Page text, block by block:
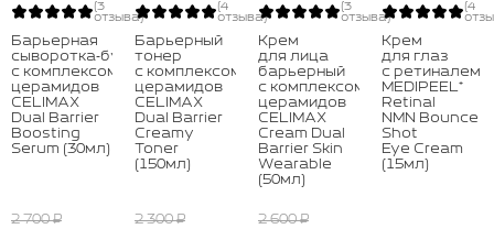
(3
отзыва)
Барьерная
сыворотка‑бустер
с комплексом
церамидов
CELIMAX
Dual Barrier
Boosting
Serum (30мл)
2 700 ₽
(4
отзыва)
Барьерный
тонер
с комплексом
церамидов
CELIMAX
Dual Barrier
Creamy
Toner
(150мл)
2 300 ₽
(3
отзыва)
Крем
для лица
барьерный
с комплексом
церамидов
CELIMAX
Cream Dual
Barrier Skin
Wearable
(50мл)
2 600 ₽
(4
Крем
для глаз
с ретиналем
MEDIPEEL⁺
Retinal
NMN Bounce
Shot
Eye Cream
(15мл)